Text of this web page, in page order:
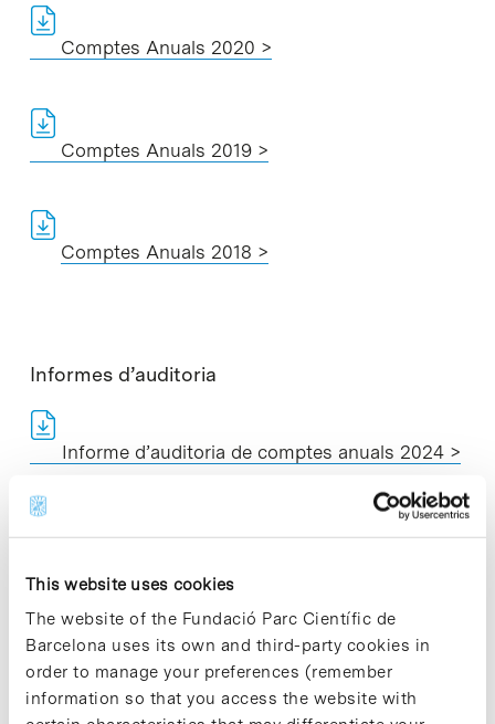
This website uses cookies
The website of the Fundació Parc Científic de
Barcelona uses its own and third-party cookies in
order to manage your preferences (remember
information so that you access the website with
Comptes Anuals 2020 >
Comptes Anuals 2019 >
Comptes Anuals 2018 >
Informes d’auditoria
Informe d’auditoria de comptes anuals 2024 >
Informe d’auditoria de comptes anuals 2022 >